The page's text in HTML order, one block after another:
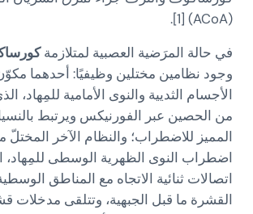
(ACoA) [1].
في حالة المرَضية العصبية لمتلازمة
وجود نظامين مختلين وظيفيًا: أحدهما
الأجسام الثديية والنوى الأمامية للمِهاد،
من الحصين عبر الفورنيكس ويرتبط
المميز للاضطراب؛ والنظام الآخر
اضطراب النوى الظهرية الوسطى للمِهاد،
اتصالات ثنائية الاتجاه مع المناطق
القشرة ما قبل الجبهية، وتتلقى مدخلات